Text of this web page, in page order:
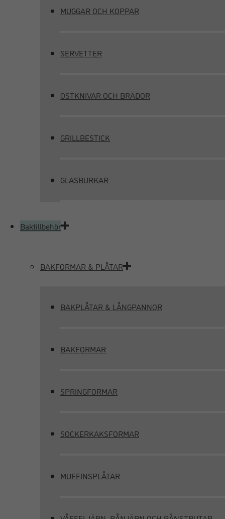
MUGGAR OCH KOPPAR
SERVETTER
OSTKNIVAR OCH BRÄDOR
GRILLBESTICK
GLASBURKAR
Baktillbehör
BAKFORMAR & PLÅTAR
BAKPLÅTAR & LÅNGPANNOR
BAKFORMAR
SPRINGFORMAR
SOCKERKAKSFORMAR
MUFFINSPLÅTAR